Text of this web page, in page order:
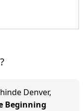
Denver,
Beginning